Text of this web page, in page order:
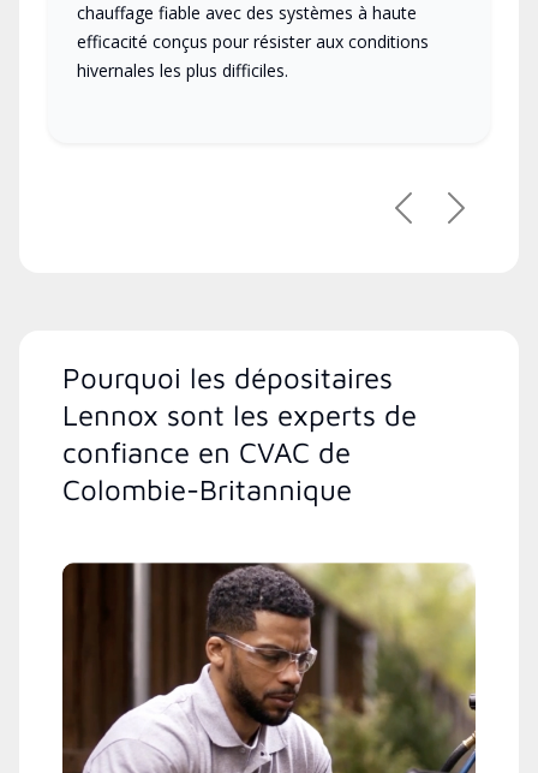
chauffage fiable avec des systèmes à haute
efficacité conçus pour résister aux conditions
hivernales les plus difficiles.
PrécédentSuivant
Pourquoi les dépositaires
Lennox sont les experts de
confiance en CVAC de
Colombie-Britannique